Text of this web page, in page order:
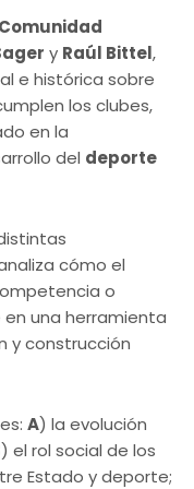
y Raúl Bittel,
e histórica sobre
los clubes,
en la
del deporte
cómo el
o
una herramienta
y construcción
A) la evolución
) el rol social de los
Estado y deporte;